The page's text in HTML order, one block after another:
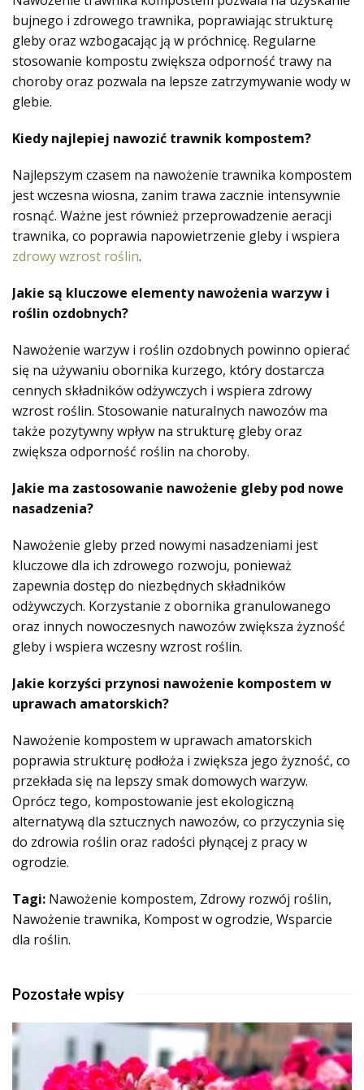
bujnego i zdrowego trawnika, poprawiając strukturę
gleby oraz wzbogacając ją w próchnicę. Regularne
stosowanie kompostu zwiększa odporność trawy na
choroby oraz pozwala na lepsze zatrzymywanie wody w
glebie.
Kiedy najlepiej nawozić trawnik kompostem?
Najlepszym czasem na nawożenie trawnika kompostem
jest wczesna wiosna, zanim trawa zacznie intensywnie
rosnąć. Ważne jest również przeprowadzenie aeracji
trawnika, co poprawia napowietrzenie gleby i wspiera
zdrowy wzrost roślin.
Jakie są kluczowe elementy nawożenia warzyw i
roślin ozdobnych?
Nawożenie warzyw i roślin ozdobnych powinno opierać
się na używaniu obornika kurzego, który dostarcza
cennych składników odżywczych i wspiera zdrowy
wzrost roślin. Stosowanie naturalnych nawozów ma
także pozytywny wpływ na strukturę gleby oraz
zwiększa odporność roślin na choroby.
Jakie ma zastosowanie nawożenie gleby pod nowe
nasadzenia?
Nawożenie gleby przed nowymi nasadzeniami jest
kluczowe dla ich zdrowego rozwoju, ponieważ
zapewnia dostęp do niezbędnych składników
odżywczych. Korzystanie z obornika granulowanego
oraz innych nowoczesnych nawozów zwiększa żyzność
gleby i wspiera wczesny wzrost roślin.
Jakie korzyści przynosi nawożenie kompostem w
uprawach amatorskich?
Nawożenie kompostem w uprawach amatorskich
poprawia strukturę podłoża i zwiększa jego żyzność, co
przekłada się na lepszy smak domowych warzyw.
Oprócz tego, kompostowanie jest ekologiczną
alternatywą dla sztucznych nawozów, co przyczynia się
do zdrowia roślin oraz radości płynącej z pracy w
ogrodzie.
Tagi: Nawożenie kompostem, Zdrowy rozwój roślin,
Nawożenie trawnika, Kompost w ogrodzie, Wsparcie
dla roślin.
Pozostałe wpisy